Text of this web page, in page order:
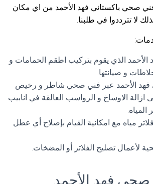
صحي باكستاني فهد الأحمد من اي مكان
لا تترددوا في طلبنا.
الذي يقوم بتركيب اطقم الحمامات و
و صيانتها.
فهد الأحمد عبر فني صحي شاطر و رخيص
الاوساخ و الرواسب العالقة في انابيب
مياه مع امكانية القيام بإصلاح أي عطل
لأعمال تصليح الفلاتر أو المضخات.
فهد الأحمد